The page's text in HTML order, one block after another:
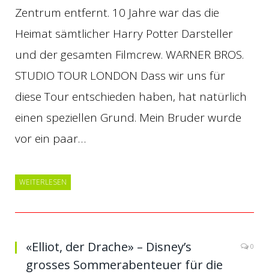
Zentrum entfernt. 10 Jahre war das die
Heimat sämtlicher Harry Potter Darsteller
und der gesamten Filmcrew. WARNER BROS.
STUDIO TOUR LONDON Dass wir uns für
diese Tour entschieden haben, hat natürlich
einen speziellen Grund. Mein Bruder wurde
vor ein paar…
WEITERLESEN
«Elliot, der Drache» – Disney’s
grosses Sommerabenteuer für die
0